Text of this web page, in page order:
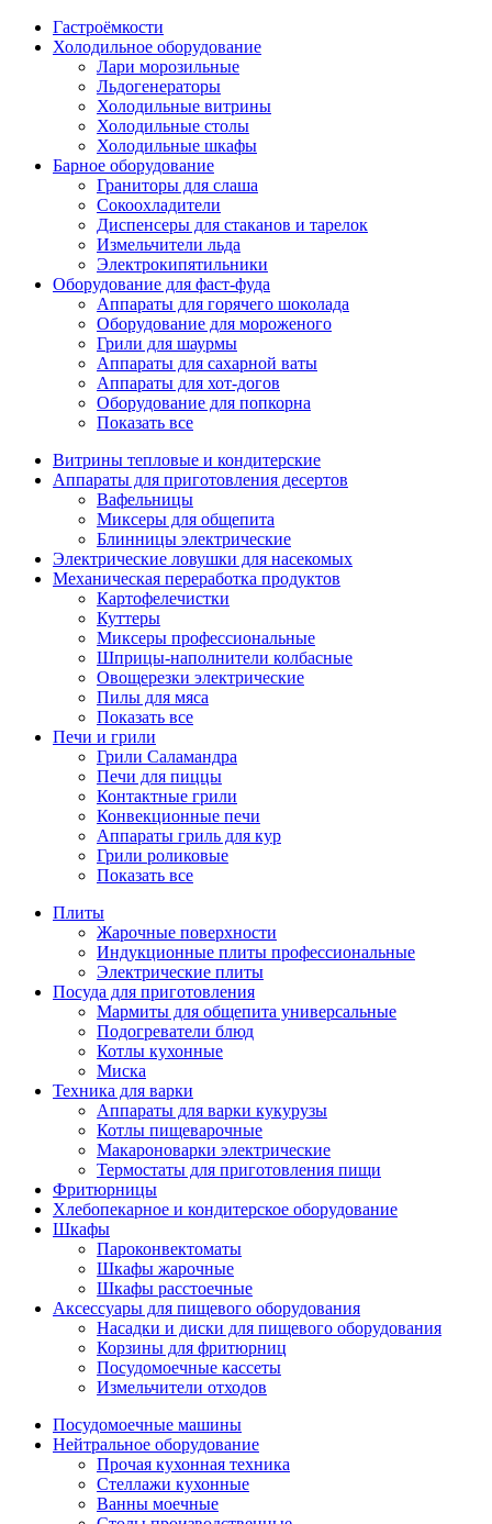
Гастроёмкости
Холодильное оборудование
Лари морозильные
Льдогенераторы
Холодильные витрины
Холодильные столы
Холодильные шкафы
Барное оборудование
Граниторы для слаша
Сокоохладители
Диспенсеры для стаканов и тарелок
Измельчители льда
Электрокипятильники
Оборудование для фаст-фуда
Аппараты для горячего шоколада
Оборудование для мороженого
Грили для шаурмы
Аппараты для сахарной ваты
Аппараты для хот-догов
Оборудование для попкорна
Показать все
Витрины тепловые и кондитерские
Аппараты для приготовления десертов
Вафельницы
Миксеры для общепита
Блинницы электрические
Электрические ловушки для насекомых
Механическая переработка продуктов
Картофелечистки
Куттеры
Миксеры профессиональные
Шприцы-наполнители колбасные
Овощерезки электрические
Пилы для мяса
Показать все
Печи и грили
Грили Саламандра
Печи для пиццы
Контактные грили
Конвекционные печи
Аппараты гриль для кур
Грили роликовые
Показать все
Плиты
Жарочные поверхности
Индукционные плиты профессиональные
Электрические плиты
Посуда для приготовления
Мармиты для общепита универсальные
Подогреватели блюд
Котлы кухонные
Миска
Техника для варки
Аппараты для варки кукурузы
Котлы пищеварочные
Макароноварки электрические
Термостаты для приготовления пищи
Фритюрницы
Хлебопекарное и кондитерское оборудование
Шкафы
Пароконвектоматы
Шкафы жарочные
Шкафы расстоечные
Аксессуары для пищевого оборудования
Насадки и диски для пищевого оборудования
Корзины для фритюрниц
Посудомоечные кассеты
Измельчители отходов
Посудомоечные машины
Нейтральное оборудование
Прочая кухонная техника
Стеллажи кухонные
Ванны моечные